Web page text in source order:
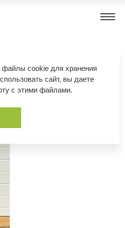
файлы cookie для хранения
сайт, вы даете
с этими файлами.